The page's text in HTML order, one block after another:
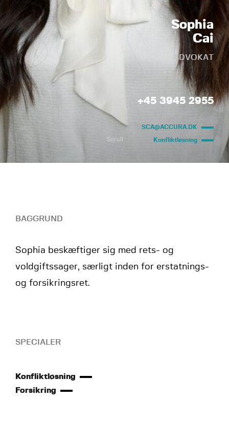
Sophia
Cai
ADVOKAT
+45 3945 2955
SCA@ACCURA.DK
Konfliktløsning
Scroll
BAGGRUND
Sophia beskæftiger sig med rets- og
voldgiftssager, særligt inden for erstatnings-
og forsikringsret.
SPECIALER
Konfliktløsning
Forsikring